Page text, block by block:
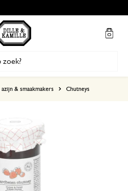
& smaakmakers Chutneys